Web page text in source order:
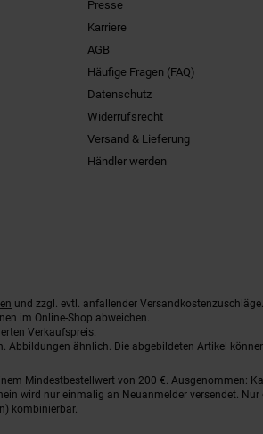
Presse
Karriere
AGB
Häufige Fragen (FAQ)
Datenschutz
Widerrufsrecht
Versand & Lieferung
Händler werden
und zzgl. evtl. anfallender
im Online-Shop abweichen.
Verkaufspreis.
ähnlich. Die abgebildeten Artikel
Mindestbestellwert von 200 €. Ausgenommen:
wird nur einmalig an Neuanmelder versendet.
kombinierbar.